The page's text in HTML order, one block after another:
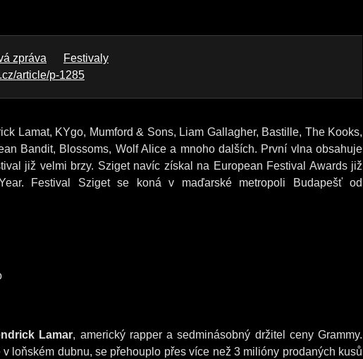
zpráva
Festivaly
article/p-1285
Lamat, KYgo, Mumford & Sons, Liam Gallagher, Bastille, The Kooks,
Bandit, Blossoms, Wolf Alice a mnoho dalších. První vlna obsahuje
již velmi brzy. Sziget navíc získal na European Festival Awards již
Festival Sziget se koná v maďarské metropoli Budapešť od
Lamar, americký rapper a sedminásobný držitel ceny Grammy.
loňském dubnu, se přehouplo přes více než 3 milióny prodaných kusů